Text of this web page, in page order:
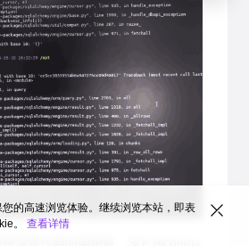
的高速浏览体验。继续浏览本站，即表
。 查看详情